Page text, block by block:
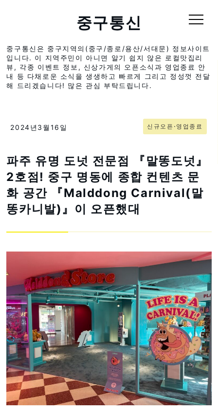
중구통신
중구통신은 중구지역의(중구/종로/용산/서대문) 정보사이트
입니다. 이 지역주민이 아니면 알기 쉽지 않은 로컬맛집리
뷰, 각종 이벤트 정보, 신상가게의 오픈소식과 영업종료 안
내 등 다채로운 소식을 생생하고 빠르게 그리고 정성껏 전달
해 드리겠습니다! 많은 관심 부탁드립니다.
2024년3월16일 신규오픈⋅영업종료
파주 유명 도넛 전문점 『말똥도넛』
2호점! 중구 명동에 종합 컨텐츠 문
화 공간 『Malddong Carnival(말
똥카니발)』이 오픈했대